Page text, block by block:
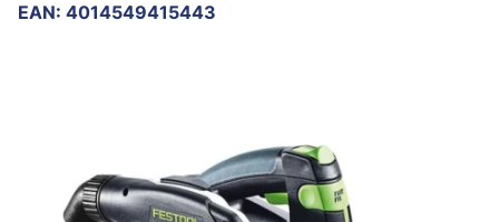
EAN: 4014549415443